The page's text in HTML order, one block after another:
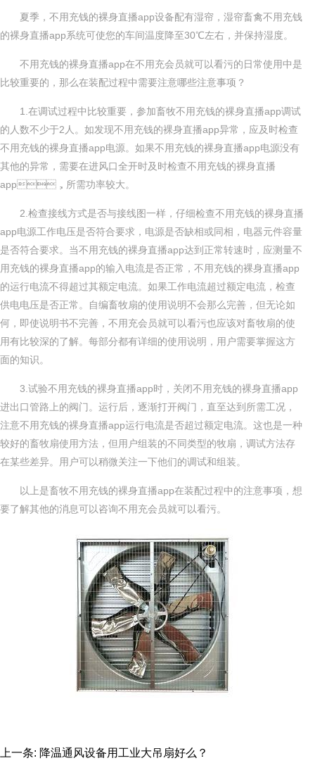
夏季，不用充钱的裸身直播app设备配有湿帘，湿帘畜禽不用充钱
的裸身直播app系统可使您的车间温度降至30℃左右，并保持湿度。
不用充钱的裸身直播app在不用充会员就可以看污的日常使用中是
比较重要的，那么在装配过程中需要注意哪些注意事项？
1.在调试过程中比较重要，参加畜牧不用充钱的裸身直播app调试
的人数不少于2人。如发现不用充钱的裸身直播app异常，应及时检查
不用充钱的裸身直播app电源。如果不用充钱的裸身直播app电源没有
其他的异常，需要在进风口全开时及时检查不用充钱的裸身直播
app，所需功率较大。
2.检查接线方式是否与接线图一样，仔细检查不用充钱的裸身直播
app电源工作电压是否符合要求，电源是否缺相或同相，电器元件容量
是否符合要求。当不用充钱的裸身直播app达到正常转速时，应测量不
用充钱的裸身直播app的输入电流是否正常，不用充钱的裸身直播app
的运行电流不得超过其额定电流。如果工作电流超过额定电流，检查
供电电压是否正常。自编畜牧扇的使用说明不会那么完善，但无论如
何，即使说明书不完善，不用充会员就可以看污也应该对畜牧扇的使
用有比较深的了解。每部分都有详细的使用说明，用户需要掌握这方
面的知识。
3.试验不用充钱的裸身直播app时，关闭不用充钱的裸身直播app
进出口管路上的阀门。运行后，逐渐打开阀门，直至达到所需工况，
注意不用充钱的裸身直播app运行电流是否超过额定电流。这也是一种
较好的畜牧扇使用方法，但用户组装的不同类型的牧扇，调试方法存
在某些差异。用户可以稍微关注一下他们的调试和组装。
以上是畜牧不用充钱的裸身直播app在装配过程中的注意事项，想
要了解其他的消息可以咨询不用充会员就可以看污。
上一条: 降温通风设备用工业大吊扇好么？